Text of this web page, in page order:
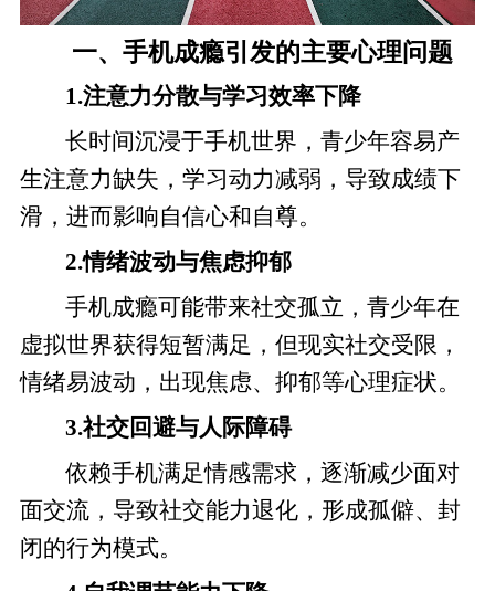
一、手机成瘾引发的主要心理问题
1.注意力分散与学习效率下降
长时间沉浸于手机世界，青少年容易产
生注意力缺失，学习动力减弱，导致成绩下
滑，进而影响自信心和自尊。
2.情绪波动与焦虑抑郁
手机成瘾可能带来社交孤立，青少年在
虚拟世界获得短暂满足，但现实社交受限，
情绪易波动，出现焦虑、抑郁等心理症状。
3.社交回避与人际障碍
依赖手机满足情感需求，逐渐减少面对
面交流，导致社交能力退化，形成孤僻、封
闭的行为模式。